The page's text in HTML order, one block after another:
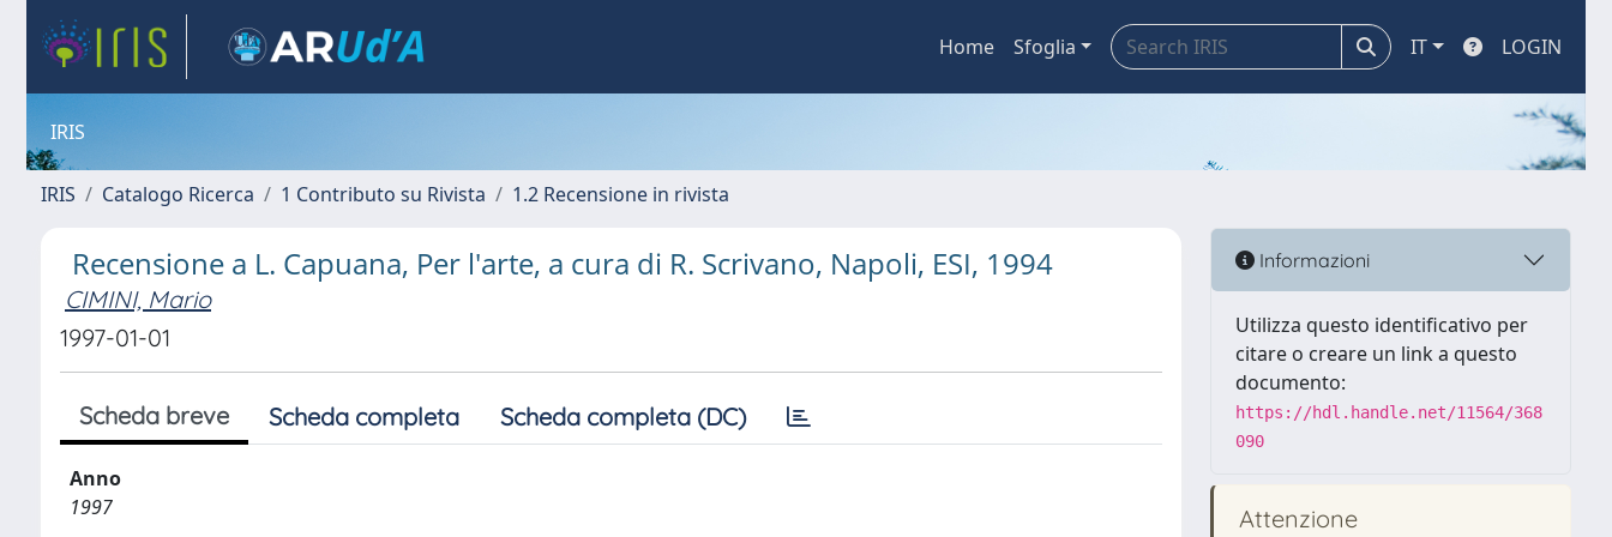
Home Sfoglia IT LOGIN
IRIS
IRIS Catalogo Ricerca 1 Contributo su Rivista 1.2 Recensione in rivista
Recensione a L. Capuana, Per l'arte, a cura di R. Scrivano, Napoli, ESI, 1994
CIMINI, Mario
1997-01-01
Scheda breve Scheda completa Scheda completa (DC)
Anno
1997
Informazioni
Utilizza questo identificativo per
citare o creare un link a questo
documento:
https://hdl.handle.net/11564/368
090
Attenzione